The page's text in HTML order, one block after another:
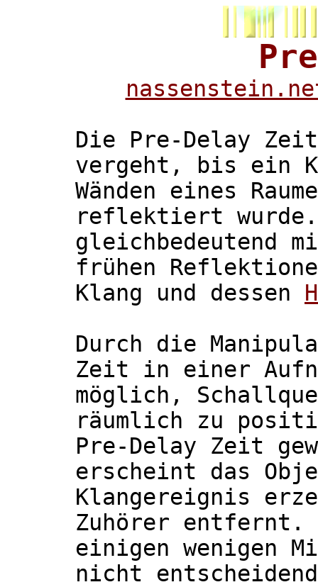
Die Pre-Delay
vergeht, bis ein
Wänden eines
reflektiert
gleichbedeutend
frühen
Klang und dessen
Durch die
Zeit in einer
möglich,
räumlich zu
Pre-Delay Zeit
erscheint das
Klangereignis
Zuhörer entfernt.
einigen wenigen
nicht